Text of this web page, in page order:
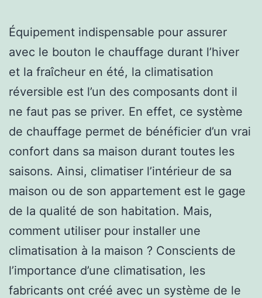
Équipement indispensable pour assurer
avec le bouton le chauffage durant l’hiver
et la fraîcheur en été, la climatisation
réversible est l’un des composants dont il
ne faut pas se priver. En effet, ce système
de chauffage permet de bénéficier d’un vrai
confort dans sa maison durant toutes les
saisons. Ainsi, climatiser l’intérieur de sa
maison ou de son appartement est le gage
de la qualité de son habitation. Mais,
comment utiliser pour installer une
climatisation à la maison ? Conscients de
l’importance d’une climatisation, les
fabricants ont créé avec un système de le